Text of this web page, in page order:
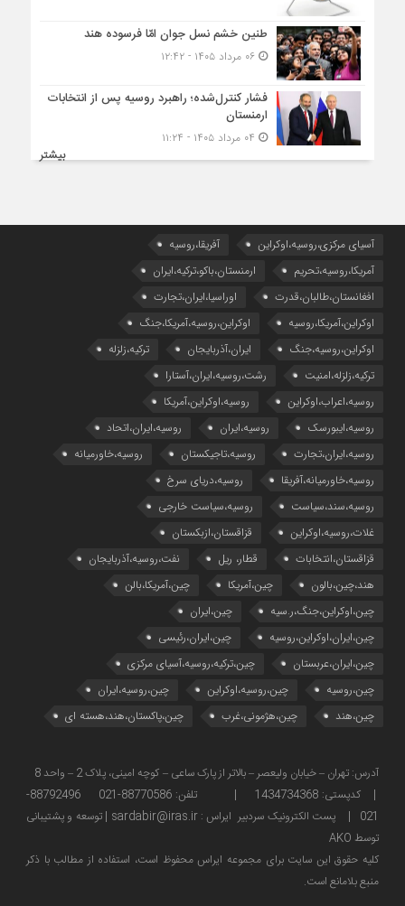
طنین خشم نسل جوان امّا فرسوده هند
۰۶ مرداد ۱۴۰۵ - ۱۲:۴۲
فشار کنترل‌شده؛ راهبرد روسیه پس از انتخابات
ارمنستان
بیشتر
آسیای مرکزی،روسیه،اوکراین
آفریقا،روسیه
آمریکا،روسیه،تحریم
ارمنستان،باکو،ترکیه،ایران
افغانستان،طالبان،قدرت
اوراسیا،ایران،تجارت
اوکراین،آمریکا،روسیه
اوکراین،روسیه،آمریکا،جنگ
اوکراین،روسیه،جنگ
ایران،آذربایجان
ترکیه،زلزله
ترکیه،زلزله،امنیت
رشت،روسیه،ایران،آستارا
روسیه،اعراب،اوکراین
روسیه،اوکراین،آمریکا
روسیه،ایبورسک
روسیه،ایران
روسیه،ایران،اتحاد
روسیه،ایران،تجارت
روسیه،تاجیکستان
روسیه،خاورمیانه
روسیه،خاورمیانه،آفریقا
روسیه،دریای سرخ
روسیه،سند،سیاست
روسیه،سیاست خارجی
غلات،روسیه،اوکراین
قزاقستان،ازبکستان
قزاقستان،انتخابات
قطار، ریل
نفت،روسیه،آذربایجان
هند،چین،بالون
چین،آمریکا
چین،آمریکا،بالن
چین،اوکراین،جنگ،ر.سیه
چین،ایران
چین،ایران،اوکراین،روسیه
چین،ایران،رئیسی
چین،ایران،عربستان
چین،ترکیه،روسیه،آسیای مرکزی
چین،روسیه
چین،روسیه،اوکراین
چین،روسیه،ایران
چین،هند
چین،هژمونی،غرب چین،پاکستان،هند،هسته ای
| کدپستی: 1434734368 | تلفن: 88770586-021 88792496-
021 | پست الکترونیک سردبیر ایراس : sardabir@iras.ir |
توسعه و پشتیبانی
توسط AKO
كليه حقوق این سایت برای مجموعه ایراس محفوظ است، استفاده از مطالب با ذكر
منبع بلامانع است.